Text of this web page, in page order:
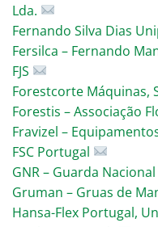
Lda.
Fernando Silva Dias
Fersilca – Fernando
FJS
Forestcorte Máquinas,
Forestis – Associação
Fravizel –
FSC Portugal
GNR – Guarda
Gruman – Gruas de
Hansa-Flex Portugal,